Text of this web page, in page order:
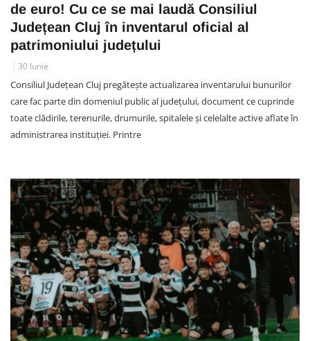
de euro! Cu ce se mai laudă Consiliul
Județean Cluj în inventarul oficial al
patrimoniului județului
30 Iunie
Consiliul Județean Cluj pregătește actualizarea inventarului bunurilor
care fac parte din domeniul public al județului, document ce cuprinde
toate clădirile, terenurile, drumurile, spitalele și celelalte active aflate în
administrarea instituției. Printre